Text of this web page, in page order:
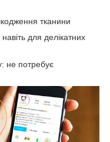
тканини
для делікатних
не потребує